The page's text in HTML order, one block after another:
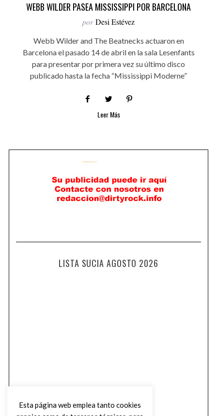
WEBB WILDER PASEA MISSISSIPPI POR BARCELONA
por Desi Estévez
Webb Wilder and The Beatnecks actuaron en
Barcelona el pasado 14 de abril en la sala Lesenfants
para presentar por primera vez su último disco
publicado hasta la fecha “Mississippi Moderne”
Leer Más
LISTA SUCIA AGOSTO 2026
Esta página web emplea tanto cookies